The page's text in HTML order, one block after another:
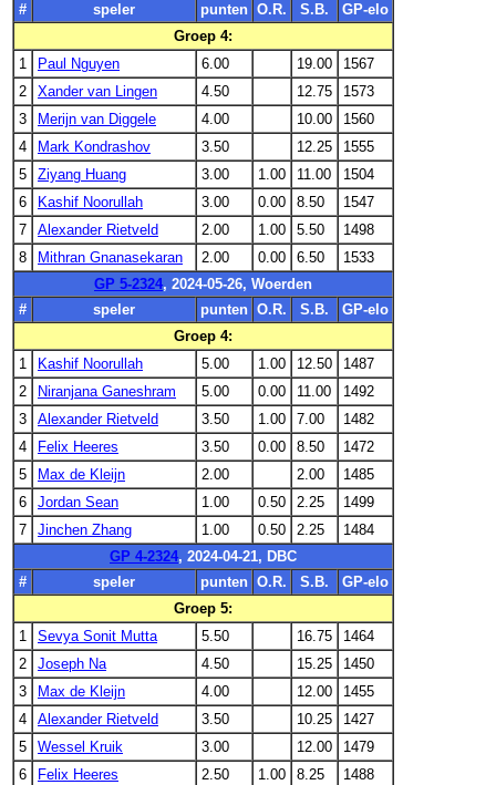
#
speler punten O.R. S.B.
GP-elo
Groep 4:
1
Paul Nguyen 6.00 19.00
1567
2
Xander van Lingen 4.50 12.75
1573
3
Merijn van Diggele 4.00 10.00
1560
4
Mark Kondrashov 3.50 12.25
1555
5
Ziyang Huang 3.00 1.00 11.00
1504
6
Kashif Noorullah 3.00 0.00 8.50
1547
7
Alexander Rietveld 2.00 1.00 5.50
1498
8
Mithran Gnanasekaran 2.00 0.00 6.50
1533
GP 5-2324, 2024-05-26, Woerden
#
speler punten O.R. S.B.
GP-elo
Groep 4:
1
Kashif Noorullah 5.00 1.00 12.50
1487
2
Niranjana Ganeshram 5.00 0.00 11.00
1492
3
Alexander Rietveld 3.50 1.00 7.00
1482
4
Felix Heeres 3.50 0.00 8.50
1472
5
Max de Kleijn 2.00 2.00
1485
6
Jordan Sean 1.00 0.50 2.25
1499
7
Jinchen Zhang 1.00 0.50 2.25
1484
GP 4-2324, 2024-04-21, DBC
#
speler punten O.R. S.B.
GP-elo
Groep 5:
1
Sevya Sonit Mutta 5.50 16.75
1464
2
Joseph Na 4.50 15.25
1450
3
Max de Kleijn 4.00 12.00
1455
4
Alexander Rietveld 3.50 10.25
1427
5
Wessel Kruik 3.00 12.00
1479
6
Felix Heeres 2.50 1.00 8.25
1488